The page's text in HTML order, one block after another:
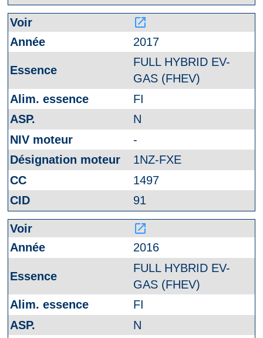
launch
2017
FULL HYBRID EV-
GAS (FHEV)
FI
N
-
1NZ-FXE
1497
91
launch
2016
FULL HYBRID EV-
GAS (FHEV)
FI
N